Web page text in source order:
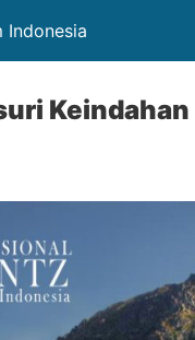
Indonesia
Keindahan